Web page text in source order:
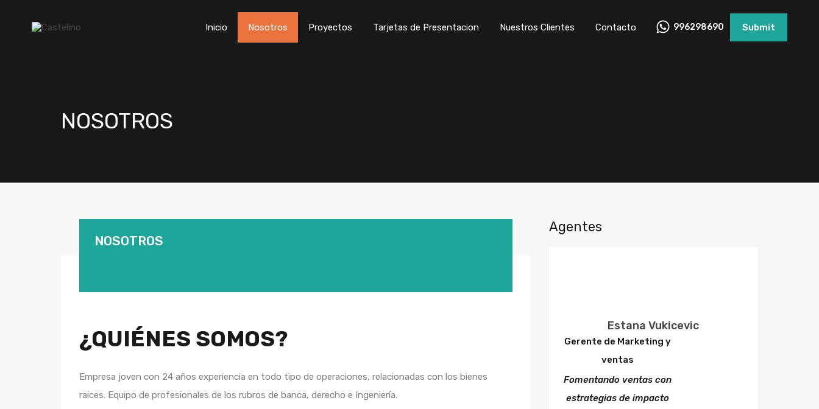
Inicio Nosotros Proyectos Tarjetas de Presentacion Nuestros Clientes Contacto 996298690 Submit
NOSOTROS
NOSOTROS
¿QUIÉNES SOMOS?
Empresa joven con 24 años experiencia en todo tipo de operaciones, relacionadas con los bienes
raices. Equipo de profesionales de los rubros de banca, derecho e Ingeniería.
Agentes
Estana Vukicevic
Gerente de Marketing y
ventas
Fomentando ventas con
estrategias de impacto